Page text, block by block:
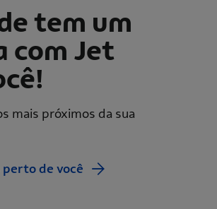
tem um
com Jet
mais próximos da sua
perto de você